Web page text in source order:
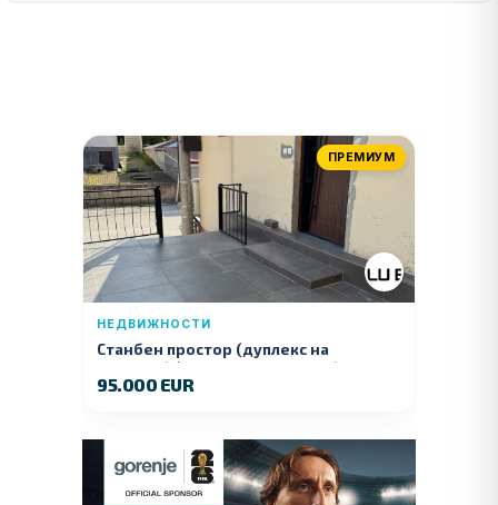
ПРЕМИУМ
НЕДВИЖНОСТИ
Станбен простор (дуплекс на
продажба) – Ул. Стојан Арсов бр. 1,
Куманово
95.000 EUR